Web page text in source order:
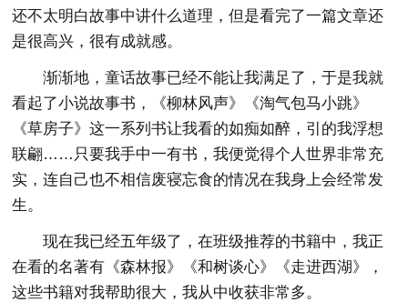
还不太明白故事中讲什么道理，但是看完了一篇文章还
是很高兴，很有成就感。
渐渐地，童话故事已经不能让我满足了，于是我就
看起了小说故事书，《柳林风声》《淘气包马小跳》
《草房子》这一系列书让我看的如痴如醉，引的我浮想
联翩……只要我手中一有书，我便觉得个人世界非常充
实，连自己也不相信废寝忘食的情况在我身上会经常发
生。
现在我已经五年级了，在班级推荐的书籍中，我正
在看的名著有《森林报》《和树谈心》《走进西湖》，
这些书籍对我帮助很大，我从中收获非常多。